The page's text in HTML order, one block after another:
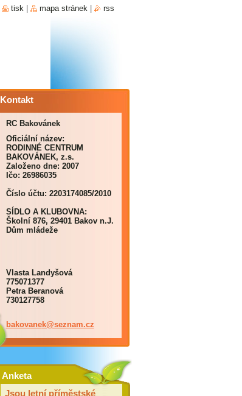
Kontakt
RC Bakovánek
Oficiální název:
RODINNÉ CENTRUM
BAKOVÁNEK, z.s.
Založeno dne: 2007
Ičo: 26986035
Číslo účtu: 2203174085/2010
SÍDLO A KLUBOVNA:
Školní 876, 29401 Bakov n.J.
Dům mládeže
Vlasta Landyšová
775071377
Petra Beranová
730127758
bakovanek@seznam.cz
Anketa
Jsou letní příměstské
tisk mapa stránek rss